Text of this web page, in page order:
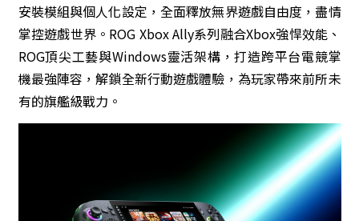
安裝模組與個人化設定，全面釋放無界遊戲自由度，盡情
掌控遊戲世界。ROG Xbox Ally系列融合Xbox強悍效能、
ROG頂尖工藝與Windows靈活架構，打造跨平台電競掌
機最強陣容，解鎖全新行動遊戲體驗，為玩家帶來前所未
有的旗艦級戰力。